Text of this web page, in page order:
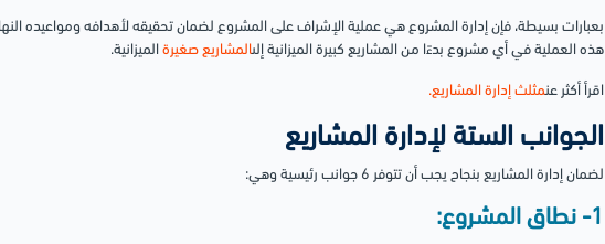
بعبارات بسيطة، فإن إدارة المشروع هي عملية الإشراف على المشروع لضمان تحقيقه لأهدافه ومواعيده
هذه العملية في أي مشروع بدءًا من المشاريع كبيرة الميزانية إلىالمشاريع صغيرة الميزانية.
اقرأ أكثر عنمثلث إدارة المشاريع.
الجوانب الستة لإدارة المشاريع
لضمان إدارة المشاريع بنجاح يجب أن تتوفر 6 جوانب رئيسية وهي:
1- نطاق المشروع: